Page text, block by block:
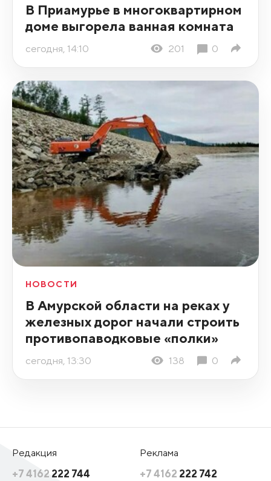
В Приамурье в многоквартирном
доме выгорела ванная комната
сегодня, 14:10 201 0
НОВОСТИ
В Амурской области на реках у
железных дорог начали строить
противопаводковые «полки»
сегодня, 13:30 138 0
Редакция
+7 4162 222 744
Реклама
+7 4162 222 742